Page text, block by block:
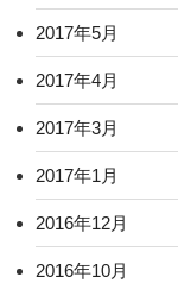
2017年5月
2017年4月
2017年3月
2017年1月
2016年12月
2016年10月